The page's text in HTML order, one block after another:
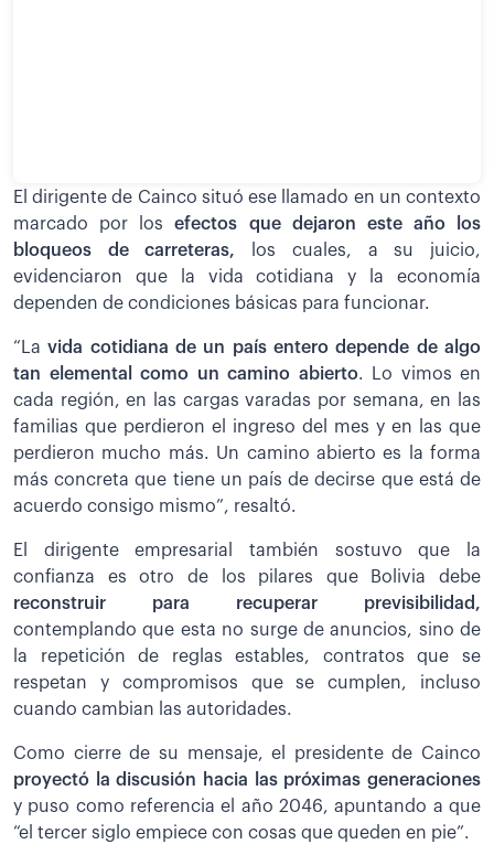
El dirigente de Cainco situó ese llamado en un contexto
marcado por losefectos que dejaron este año los
bloqueos de carreteras, los cuales, a su juicio,
evidenciaron que la vida cotidiana y la economía
dependen de condiciones básicas para funcionar.
“La vida cotidiana de un país entero depende de algo
tan elemental como un camino abierto. Lo vimos en
cada región, en las cargas varadas por semana, en las
familias que perdieron el ingreso del mes y en las que
perdieron mucho más. Un camino abierto es la forma
más concreta que tiene un país de decirse que está de
acuerdo consigo mismo”, resaltó.
El dirigente empresarial también sostuvo que la
confianza es otro de los pilares que Bolivia debe
reconstruir para recuperar previsibilidad,
contemplando que esta no surge de anuncios, sino de
la repetición de reglas estables, contratos que se
respetan y compromisos que se cumplen, incluso
cuando cambian las autoridades.
Como cierre de su mensaje, el presidente de Cainco
proyectó la discusión hacia las próximas generaciones
y puso como referencia el año 2046, apuntando a que
“el tercer siglo empiece con cosas que queden en pie”.